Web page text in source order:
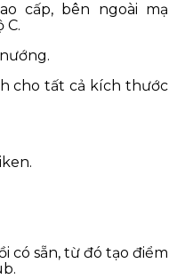
cấp, bên ngoài mạ
C.
cho tất cả kích thước
có sẵn, từ đó tạo điểm